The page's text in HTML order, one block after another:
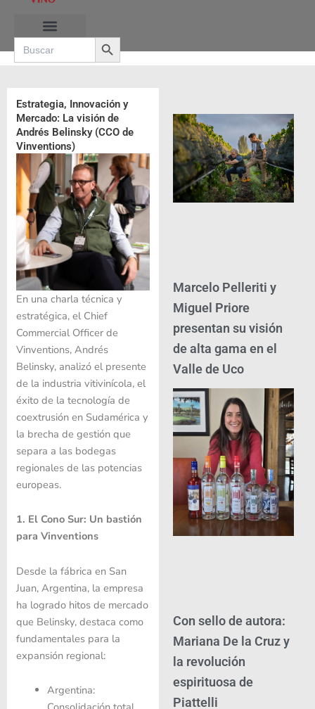
contenido
Search
for:
Search Button
Estrategia, Innovación y
Mercado: La visión de
Andrés Belinsky (CCO de
Vinventions)
En una charla técnica y
estratégica, el Chief
Commercial Officer de
Vinventions, Andrés
Belinsky, analizó el presente
de la industria vitivinícola, el
éxito de la tecnología de
coextrusión en Sudamérica y
la brecha de gestión que
separa a las bodegas
regionales de las potencias
europeas.
1. El Cono Sur: Un bastión
para Vinventions
Desde la fábrica en San
Juan, Argentina, la empresa
ha logrado hitos de mercado
que Belinsky, destaca como
fundamentales para la
expansión regional:
Argentina:
Marcelo Pelleriti y
Miguel Priore
presentan su visión
de alta gama en el
Valle de Uco
Con sello de autora:
Mariana De la Cruz y
la revolución
espirituosa de
Piattelli